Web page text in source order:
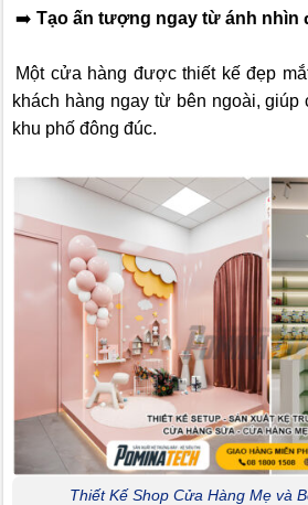
➡️ Tạo ấn tượng ngay từ ánh nhìn
Một cửa hàng được thiết kế đẹp
khách hàng ngay từ bên ngoài,
khu phố đông đúc.
Thiết Kế Shop Cửa Hàng Mẹ và